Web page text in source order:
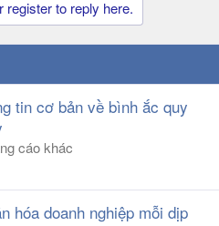
register to reply here.
tin cơ bản về bình ắc quy
cáo khác
hóa doanh nghiệp mỗi dịp